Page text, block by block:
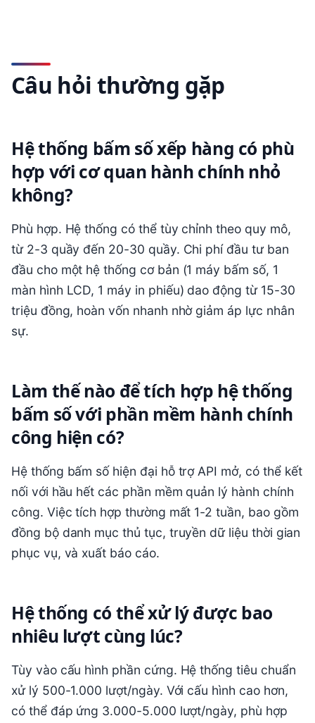
Câu hỏi thường gặp
Hệ thống bấm số xếp hàng có phù
hợp với cơ quan hành chính nhỏ
không?
Phù hợp. Hệ thống có thể tùy chỉnh theo quy mô,
từ 2-3 quầy đến 20-30 quầy. Chi phí đầu tư ban
đầu cho một hệ thống cơ bản (1 máy bấm số, 1
màn hình LCD, 1 máy in phiếu) dao động từ 15-30
triệu đồng, hoàn vốn nhanh nhờ giảm áp lực nhân
sự.
Làm thế nào để tích hợp hệ thống
bấm số với phần mềm hành chính
công hiện có?
Hệ thống bấm số hiện đại hỗ trợ API mở, có thể kết
nối với hầu hết các phần mềm quản lý hành chính
công. Việc tích hợp thường mất 1-2 tuần, bao gồm
đồng bộ danh mục thủ tục, truyền dữ liệu thời gian
phục vụ, và xuất báo cáo.
Hệ thống có thể xử lý được bao
nhiêu lượt cùng lúc?
Tùy vào cấu hình phần cứng. Hệ thống tiêu chuẩn
xử lý 500-1.000 lượt/ngày. Với cấu hình cao hơn,
có thể đáp ứng 3.000-5.000 lượt/ngày, phù hợp